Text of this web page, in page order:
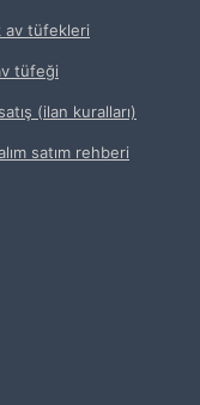
av tüfekleri
tüfeği
(ilan kuralları)
satım rehberi